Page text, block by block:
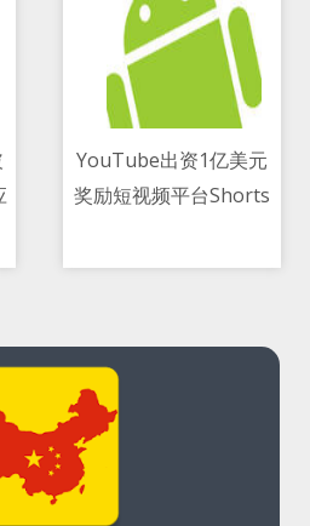
YouTube出资1亿美元
奖励短视频平台Shorts